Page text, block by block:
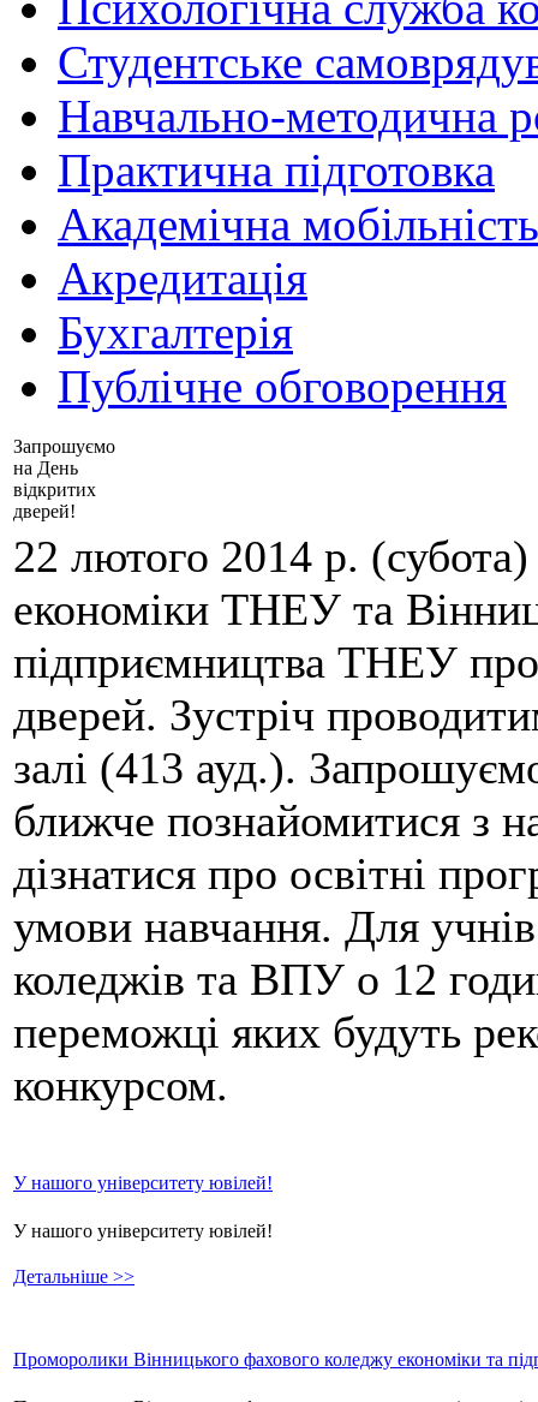
Студентське
Навчально-методична
Практична підготовка
Академічна мобільність
Акредитація
Бухгалтерія
Публічне обговорення
Запрошуємо
на День
відкритих
дверей!
22 лютого 2014 р.
економіки ТНЕУ та
підприємництва ТНЕУ
дверей. Зустріч
залі (413 ауд.).
ближче познайомитися з
дізнатися про освітні
умови навчання. Для
коледжів та ВПУ о 12
переможці яких будуть
конкурсом.
У нашого університету ювілей!
У нашого університету ювілей!
Детальніше >>
Проморолики Вінницького фахового коледжу економіки та